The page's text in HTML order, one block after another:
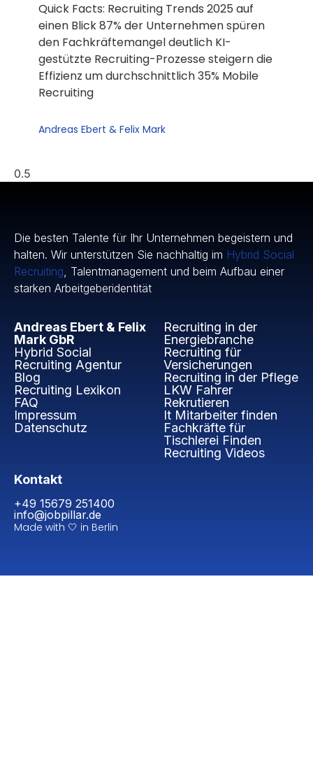
Quick Facts: Recruiting Trends 2025 auf
einen Blick 87% der Unternehmen spüren
den Fachkräftemangel deutlich KI-
gestützte Recruiting-Prozesse steigern die
Effizienz um durchschnittlich 35% Mobile
Recruiting
Andreas Ebert & Felix Mark
Die besten Talente für Ihr Unternehmen begeistern und
halten. Wir unterstützen Sie nachhaltig im Hybrid Social
Recruiting, Talentmanagement und beim Aufbau einer
starken Arbeitgeberidentität
Andreas Ebert & Felix
Mark GbR
Hybrid Social
Recruiting Agentur
Blog
Recruiting Lexikon
FAQ
Impressum
Datenschutz
Recruiting in der
Energiebranche
Recruiting für
Versicherungen
Recruiting in der Pflege
LKW Fahrer
Rekrutieren
It Mitarbeiter finden
Fachkräfte für
Tischlerei Finden
Recruiting Videos
Kontakt
+49 15679 251400
info@jobpillar.de
Made with 🤍 in Berlin​